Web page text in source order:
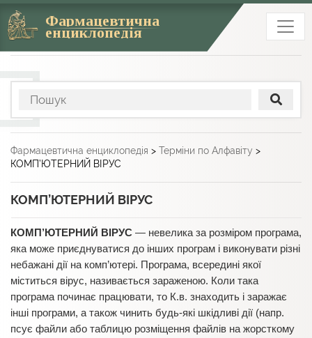
Фармацевтична
енциклопедія
Фармацевтична енциклопедія > Терміни по Алфавіту >
КОМП’ЮТЕРНИЙ ВІРУС
КОМП’ЮТЕРНИЙ ВІРУС
КОМП’ЮТЕРНИЙ ВІРУС — невелика за розміром програма,
яка може приєднуватися до інших програм і виконувати різні
небажані дії на комп’ютері. Програма, всередині якої
міститься вірус, називається зараженою. Коли така
програма починає працювати, то К.в. знаходить і заражає
інші програми, а також чинить будь-які шкідливі дії (напр.
псує файли або таблицю розміщення файлів на жорсткому